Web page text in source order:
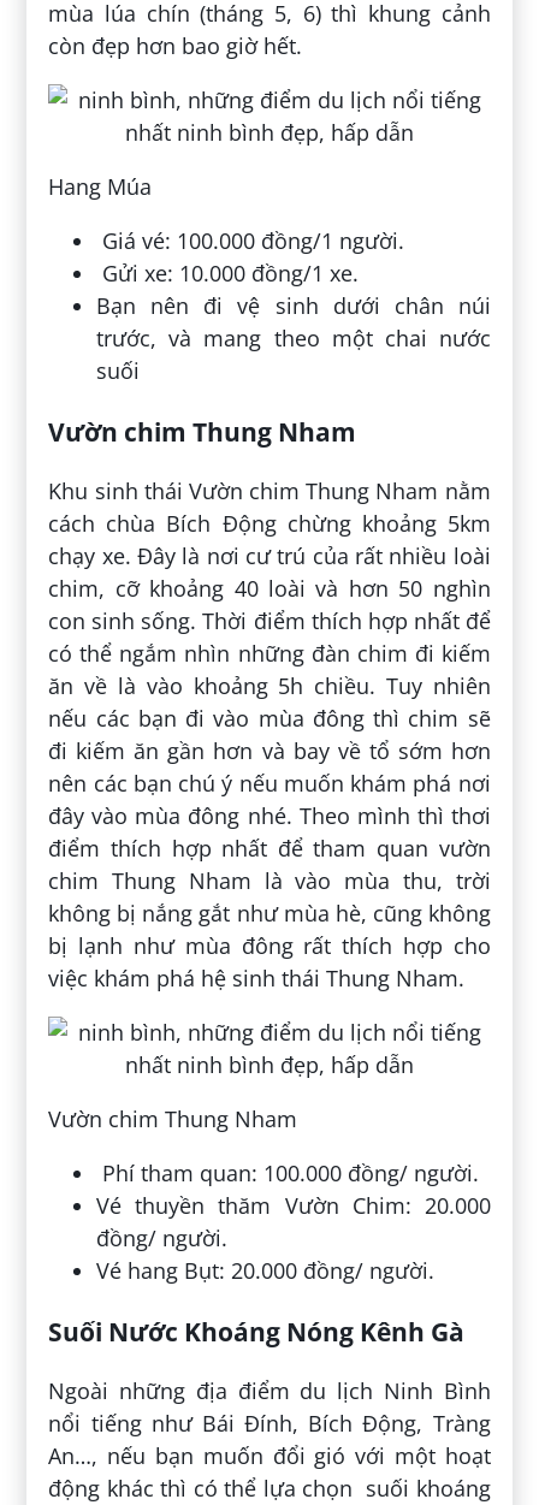
mùa lúa chín (tháng 5, 6) thì khung cảnh
còn đẹp hơn bao giờ hết.
Hang Múa
Giá vé: 100.000 đồng/1 người.
Gửi xe: 10.000 đồng/1 xe.
Bạn nên đi vệ sinh dưới chân núi
trước, và mang theo một chai nước
suối
Vườn chim Thung Nham
Khu sinh thái Vườn chim Thung Nham nằm
cách chùa Bích Động chừng khoảng 5km
chạy xe. Đây là nơi cư trú của rất nhiều loài
chim, cỡ khoảng 40 loài và hơn 50 nghìn
con sinh sống. Thời điểm thích hợp nhất để
có thể ngắm nhìn những đàn chim đi kiếm
ăn về là vào khoảng 5h chiều. Tuy nhiên
nếu các bạn đi vào mùa đông thì chim sẽ
đi kiếm ăn gần hơn và bay về tổ sớm hơn
nên các bạn chú ý nếu muốn khám phá nơi
đây vào mùa đông nhé. Theo mình thì thơi
điểm thích hợp nhất để tham quan vườn
chim Thung Nham là vào mùa thu, trời
không bị nắng gắt như mùa hè, cũng không
bị lạnh như mùa đông rất thích hợp cho
việc khám phá hệ sinh thái Thung Nham.
Vườn chim Thung Nham
Phí tham quan: 100.000 đồng/ người.
Vé thuyền thăm Vườn Chim: 20.000
đồng/ người.
Vé hang Bụt: 20.000 đồng/ người.
Suối Nước Khoáng Nóng Kênh Gà
Ngoài những địa điểm du lịch Ninh Bình
nổi tiếng như Bái Đính, Bích Động, Tràng
An…, nếu bạn muốn đổi gió với một hoạt
động khác thì có thể lựa chọn suối khoáng